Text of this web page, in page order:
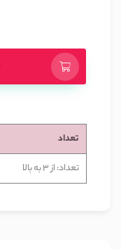
تعداد
تعداد: از 3 به بالا